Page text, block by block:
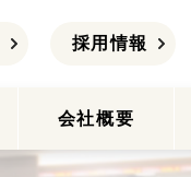
採用情報
会社概要